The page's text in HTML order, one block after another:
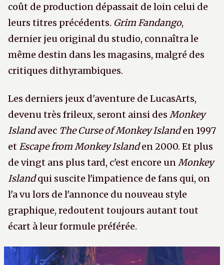
coût de production dépassait de loin celui de
leurs titres précédents. Grim Fandango,
dernier jeu original du studio, connaîtra le
même destin dans les magasins, malgré des
critiques dithyrambiques.
Les derniers jeux d'aventure de LucasArts,
devenu très frileux, seront ainsi des Monkey
Islandavec The Curse of Monkey Islanden 1997
etEscape from Monkey Islanden 2000. Et plus
de vingt ans plus tard, c'est encore unMonkey
Islandqui suscite l'impatience de fans qui, on
l'a vu lors de l'annonce du nouveau style
graphique, redoutent toujours autant tout
écart à leur formule préférée.